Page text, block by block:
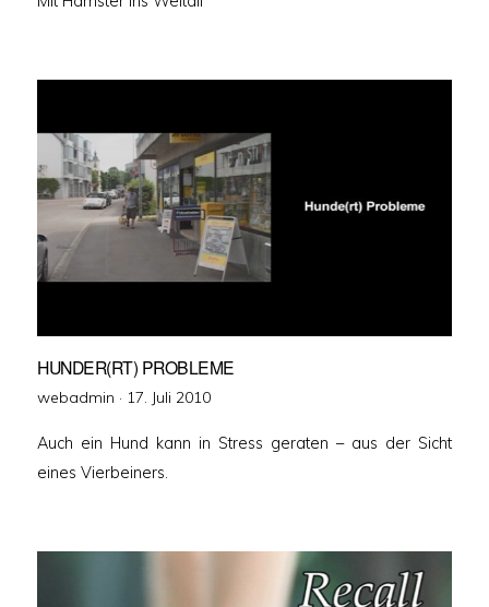
HUNDER(RT) PROBLEME
webadmin · Veröffentlicht
17. Juli 2010
Auch ein Hund kann in Stress geraten – aus der Sicht
eines Vierbeiners.